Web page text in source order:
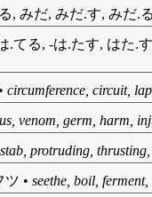
, みだ, みだ.す, みだ.
.てる, -は.たす, はた.
• circumference, circuit, lap
venom, germ, harm,
stab, protruding,
ツ • seethe, boil,